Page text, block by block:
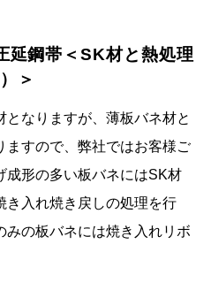
延鋼帯＜SK材と熱処理
＞
なりますが、薄板バネ材と
ますので、弊社ではお客様ご
成形の多い板バネにはSK材
き入れ焼き戻しの処理を行
みの板バネには焼き入れリボ